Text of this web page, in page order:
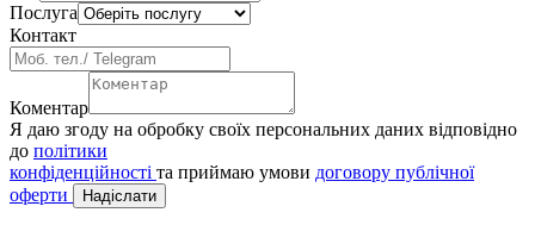
Послуга
Контакт
Коментар
Я даю згоду на обробку своїх персональних даних відповідно
до політики
конфіденційності та приймаю умови договору публічної
оферти
Надіслати